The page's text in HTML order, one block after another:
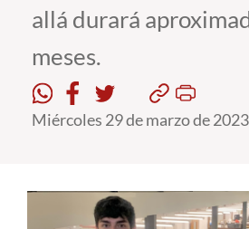
Postgrado
Estudiantes
allá durará
meses.
Miércoles 29 de marzo de 2023